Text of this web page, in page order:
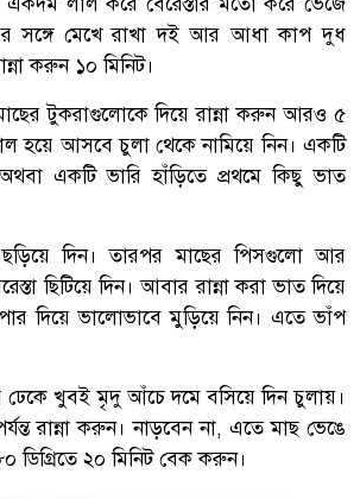
সঙ্গে মেখে রাখা দই আর আধা কাপ দুধ
করুন ১০ মিনিট।
টুকরাগুলোকে দিয়ে রান্না করুন আরও ৫
হয়ে আসবে চুলা থেকে নামিয়ে নিন। একটি
একটি ভারি হাঁড়িতে প্রথমে কিছু ভাত
দিন। তারপর মাছের পিসগুলো আর
ছিটিয়ে দিন। আবার রান্না করা ভাত দিয়ে
দিয়ে ভালোভাবে মুড়িয়ে নিন। এতে ভাঁপ
ঢেকে খুবই মৃদু আঁচে দমে বসিয়ে দিন চুলায়।
রান্না করুন। নাড়বেন না, এতে মাছ ভেঙে
ডিগ্রিতে ২০ মিনিট বেক করুন।